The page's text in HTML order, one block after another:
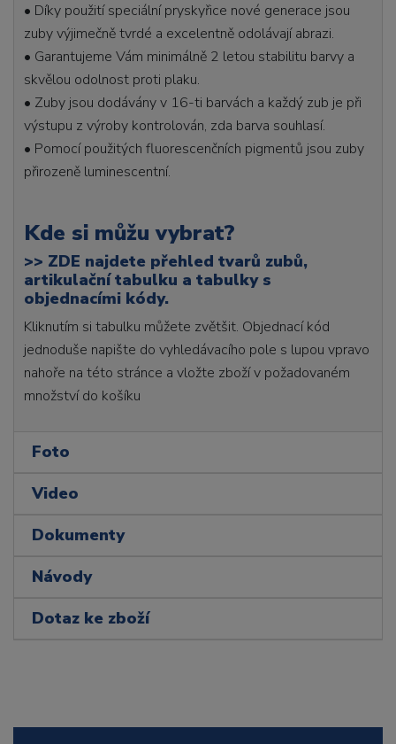
• Díky použití speciální pryskyřice nové generace jsou
zuby výjimečně tvrdé a excelentně odolávají abrazi.
• Garantujeme Vám minimálně 2 letou stabilitu barvy a
skvělou odolnost proti plaku.
• Zuby jsou dodávány v 16-ti barvách a každý zub je při
výstupu z výroby kontrolován, zda barva souhlasí.
• Pomocí použitých fluorescenčních pigmentů jsou zuby
přirozeně luminescentní.
Kde si můžu vybrat?
>> ZDE najdete přehled tvarů zubů,
artikulační tabulku a tabulky s
objednacími kódy.
Kliknutím si tabulku můžete zvětšit. Objednací kód
jednoduše napište do vyhledávacího pole s lupou vpravo
nahoře na této stránce a vložte zboží v požadovaném
množství do košíku
Foto
Video
Dokumenty
Návody
Dotaz ke zboží